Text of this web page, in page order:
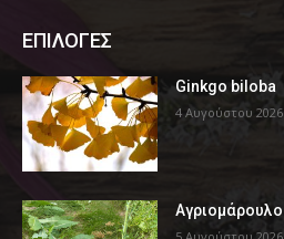
ΕΠΙΛΟΓΕΣ
Ginkgo biloba
4 Αυγούστου 2026
Αγριομάρουλο